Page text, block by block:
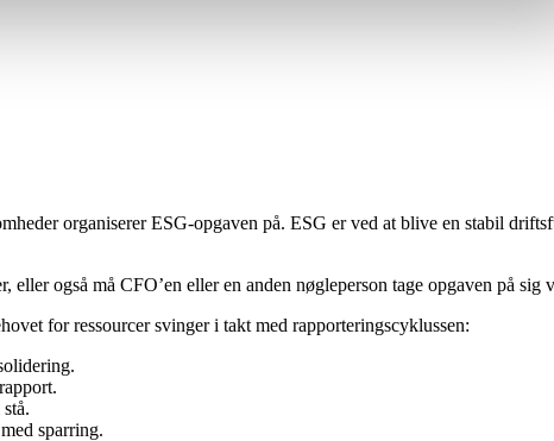
organiserer ESG-opgaven på. ESG er ved at blive en stabil
eller også må CFO’en eller en anden nøgleperson tage opgaven på sig
for ressourcer svinger i takt med rapporteringscyklussen:
.
sparring.